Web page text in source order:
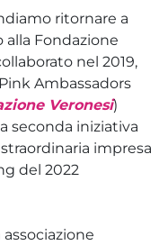
ritornare a
Fondazione
nel 2019,
Ambassadors
Veronesi)
seconda iniziativa
impresa
del 2022